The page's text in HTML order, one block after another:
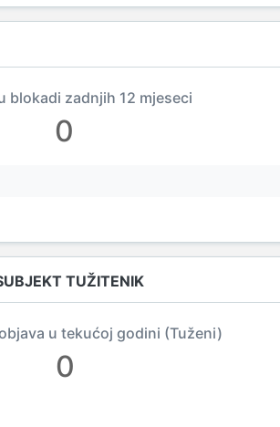
blokadi zadnjih 12 mjeseci
0
TUŽITENIK
u tekućoj godini (Tuženi)
0